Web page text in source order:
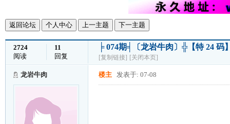
返回论坛 个人中心 上一主题 下一主题
2724
阅读
11
回复
╞ 074期╡〔龙岩牛肉〕╬【特 24
[复制链接] [关闭本页]
龙岩牛肉 楼主 发表于: 07-08